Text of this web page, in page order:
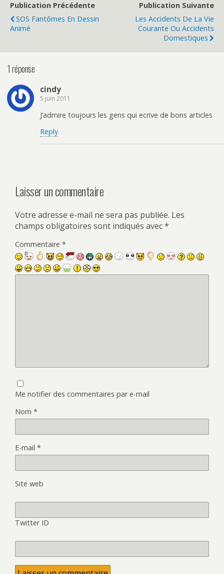
Publication Précédente
SOS Fantômes En Dessin
Animé
Publication Suivante
Les Accidents De La Vie
Courante Ou Accidents
Domestiques
1 réponse
cindy
5 juin 2011
J’admire toujours les gens qui ecrive de bons articles
Reply
Laisser un commentaire
Votre adresse e-mail ne sera pas publiée. Les
champs obligatoires sont indiqués avec*
Commentaire *
Me notifier des commentaires par e-mail
Nom *
E-mail *
Site web
Twitter ID